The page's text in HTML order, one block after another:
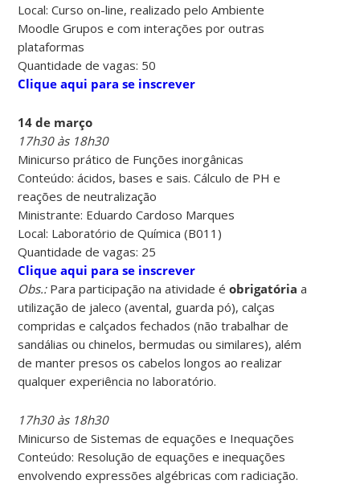
Local: Curso on-line, realizado pelo Ambiente
Moodle Grupos e com interações por outras
plataformas
Quantidade de vagas: 50
Clique aqui para se inscrever
14 de março
17h30 às 18h30
Minicurso prático de Funções inorgânicas
Conteúdo: ácidos, bases e sais. Cálculo de PH e
reações de neutralização
Ministrante: Eduardo Cardoso Marques
Local: Laboratório de Química (B011)
Quantidade de vagas: 25
Clique aqui para se inscrever
Obs.:Para participação na atividade éobrigatória a
utilização de jaleco (avental, guarda pó), calças
compridas e calçados fechados (não trabalhar de
sandálias ou chinelos, bermudas ou similares), além
de manter presos os cabelos longos ao realizar
qualquer experiência no laboratório.
17h30 às 18h30
Minicurso de Sistemas de equações e Inequações
Conteúdo: Resolução de equações e inequações
envolvendo expressões algébricas com radiciação.